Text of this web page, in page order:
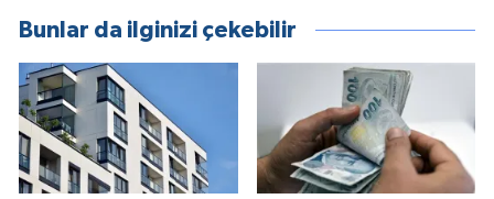
Bunlar da ilginizi çekebilir